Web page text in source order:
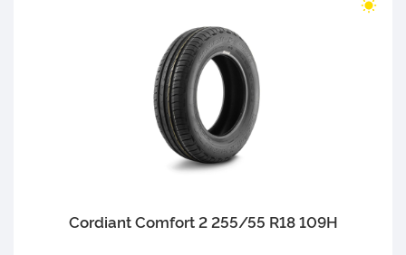
Cordiant Comfort 2 255/55 R18 109H